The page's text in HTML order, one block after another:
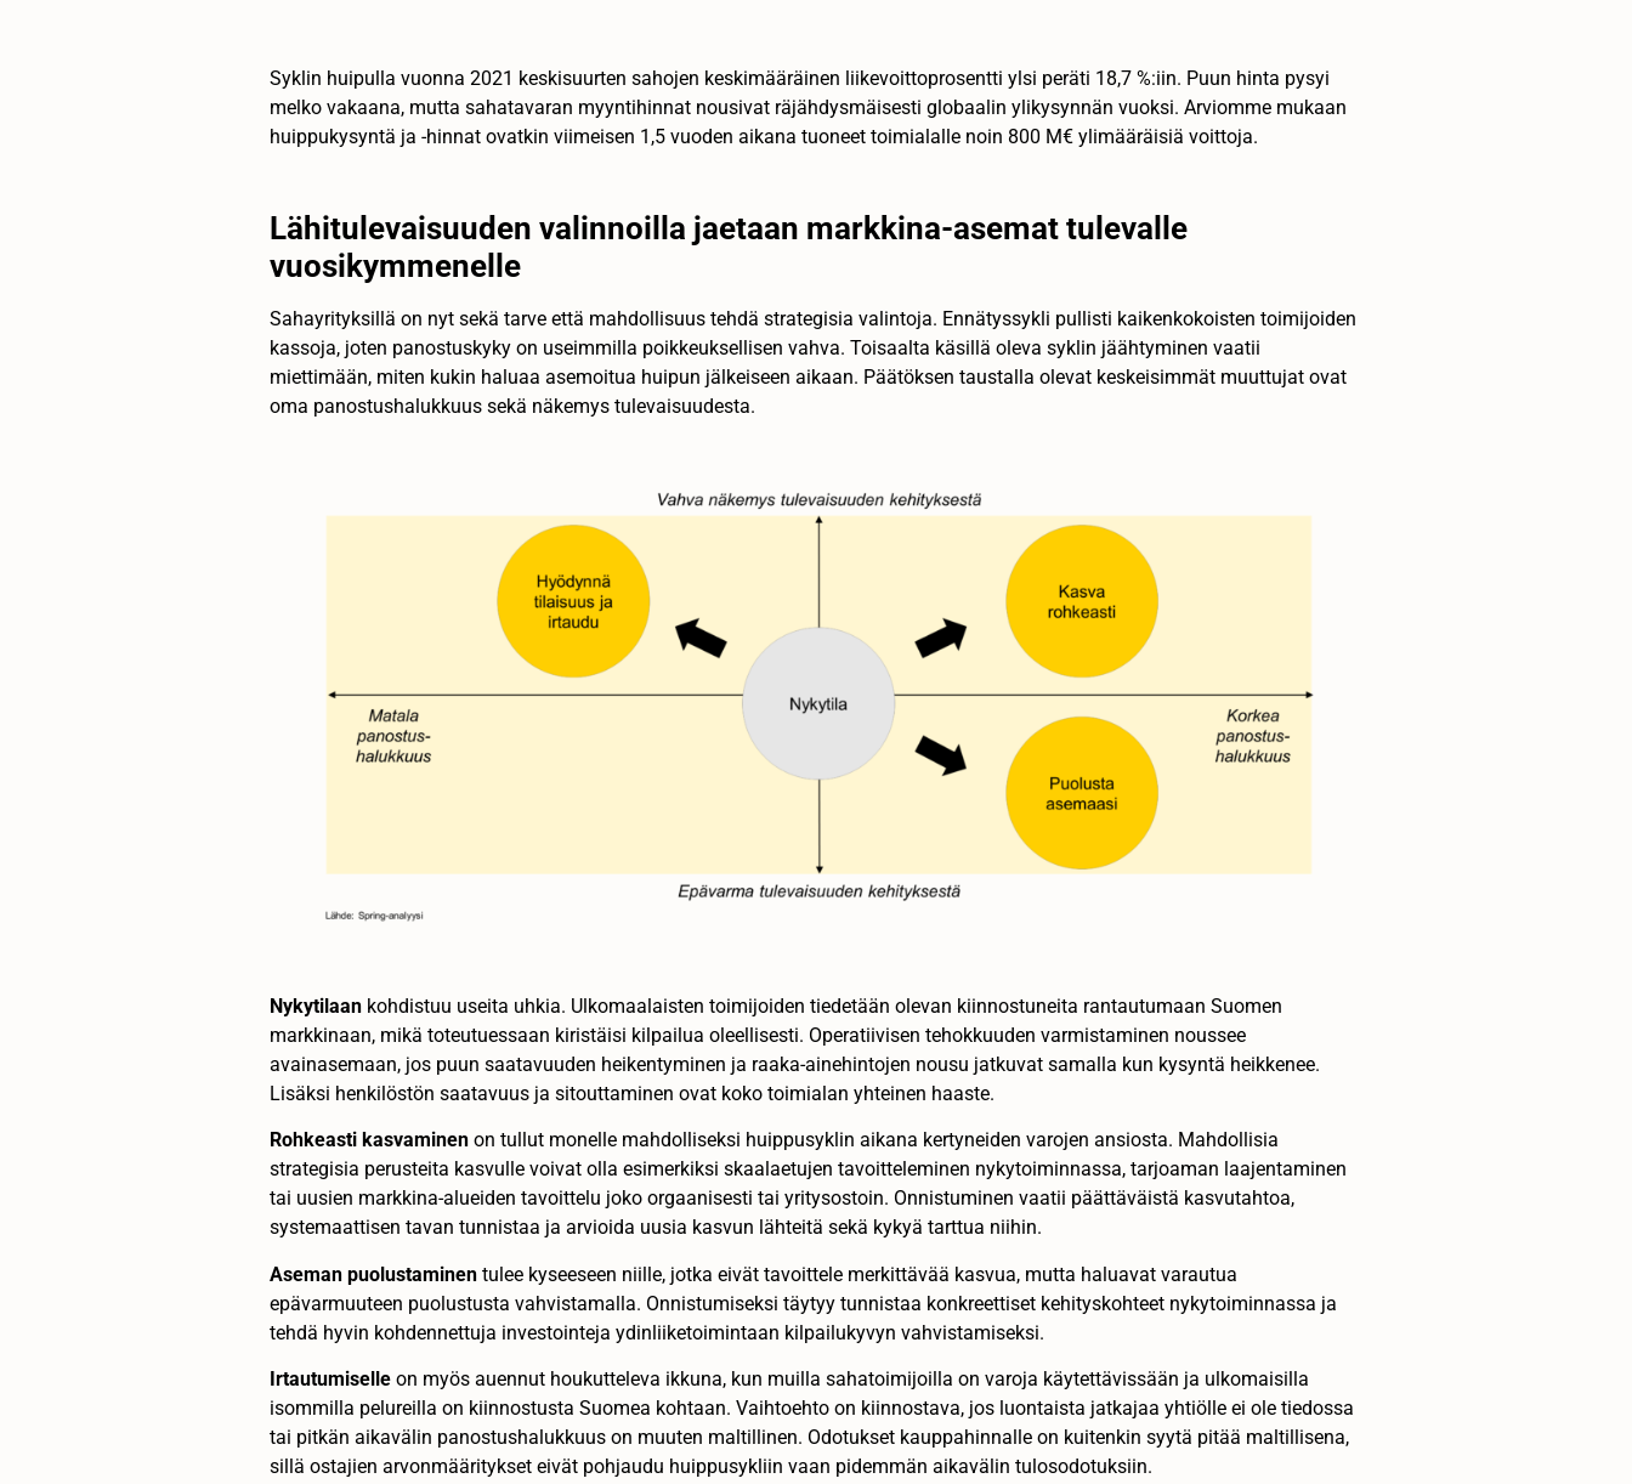
Syklin huipulla vuonna 2021 keskisuurten sahojen keskimääräinen liikevoittoprosentti ylsi peräti 18,7 %:iin. Puun hinta pysyi
melko vakaana, mutta sahatavaran myyntihinnat nousivat räjähdysmäisesti globaalin ylikysynnän vuoksi. Arviomme mukaan
huippukysyntä ja -hinnat ovatkin viimeisen 1,5 vuoden aikana tuoneet toimialalle noin 800 M€ ylimääräisiä voittoja.
Lähitulevaisuuden valinnoilla jaetaan markkina-asemat tulevalle
vuosikymmenelle
Sahayrityksillä on nyt sekä tarve että mahdollisuus tehdä strategisia valintoja. Ennätyssykli pullisti kaikenkokoisten toimijoiden
kassoja, joten panostuskyky on useimmilla poikkeuksellisen vahva. Toisaalta käsillä oleva syklin jäähtyminen vaatii
miettimään, miten kukin haluaa asemoitua huipun jälkeiseen aikaan. Päätöksen taustalla olevat keskeisimmät muuttujat ovat
oma panostushalukkuus sekä näkemys tulevaisuudesta.
Nykytilaan kohdistuu useita uhkia. Ulkomaalaisten toimijoiden tiedetään olevan kiinnostuneita rantautumaan Suomen
markkinaan, mikä toteutuessaan kiristäisi kilpailua oleellisesti. Operatiivisen tehokkuuden varmistaminen noussee
avainasemaan, jos puun saatavuuden heikentyminen ja raaka-ainehintojen nousu jatkuvat samalla kun kysyntä heikkenee.
Lisäksi henkilöstön saatavuus ja sitouttaminen ovat koko toimialan yhteinen haaste.
Rohkeasti kasvaminen on tullut monelle mahdolliseksi huippusyklin aikana kertyneiden varojen ansiosta. Mahdollisia
strategisia perusteita kasvulle voivat olla esimerkiksi skaalaetujen tavoitteleminen nykytoiminnassa, tarjoaman laajentaminen
tai uusien markkina-alueiden tavoittelu joko orgaanisesti tai yritysostoin. Onnistuminen vaatii päättäväistä kasvutahtoa,
systemaattisen tavan tunnistaa ja arvioida uusia kasvun lähteitä sekä kykyä tarttua niihin.
Aseman puolustaminen tulee kyseeseen niille, jotka eivät tavoittele merkittävää kasvua, mutta haluavat varautua
epävarmuuteen puolustusta vahvistamalla. Onnistumiseksi täytyy tunnistaa konkreettiset kehityskohteet nykytoiminnassa ja
tehdä hyvin kohdennettuja investointeja ydinliiketoimintaan kilpailukyvyn vahvistamiseksi.
Irtautumiselle on myös auennut houkutteleva ikkuna, kun muilla sahatoimijoilla on varoja käytettävissään ja ulkomaisilla
isommilla pelureilla on kiinnostusta Suomea kohtaan. Vaihtoehto on kiinnostava, jos luontaista jatkajaa yhtiölle ei ole tiedossa
tai pitkän aikavälin panostushalukkuus on muuten maltillinen. Odotukset kauppahinnalle on kuitenkin syytä pitää maltillisena,
sillä ostajien arvonmääritykset eivät pohjaudu huippusykliin vaan pidemmän aikavälin tulosodotuksiin.